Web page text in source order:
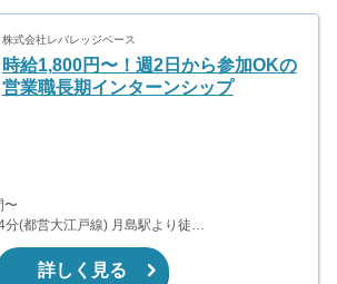
株式会社レバレッジベース
時給1,800円〜！週2日から参加OKの
営業職長期インターンシップ
〜
勝どき駅より徒歩4分(都営大江戸線) 月島駅より徒歩9分(有楽町線・都営大江戸線)
詳しく見る